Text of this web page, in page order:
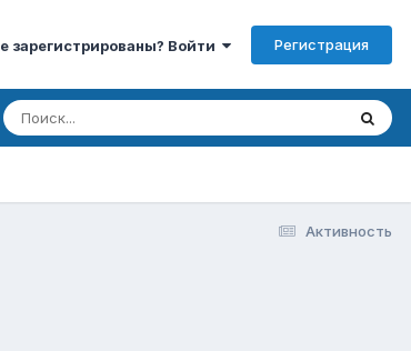
зарегистрированы? Войти Регистрация
Активность